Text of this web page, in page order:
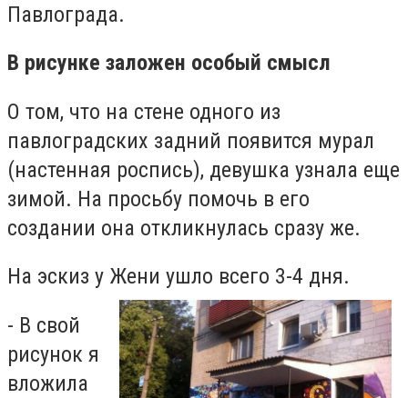
Павлограда.
В рисунке заложен особый смысл
О том, что на стене одного из
павлоградских задний появится мурал
(настенная роспись), девушка узнала еще
зимой. На просьбу помочь в его
создании она откликнулась сразу же.
На эскиз у Жени ушло всего 3-4 дня.
- В свой
рисунок я
вложила